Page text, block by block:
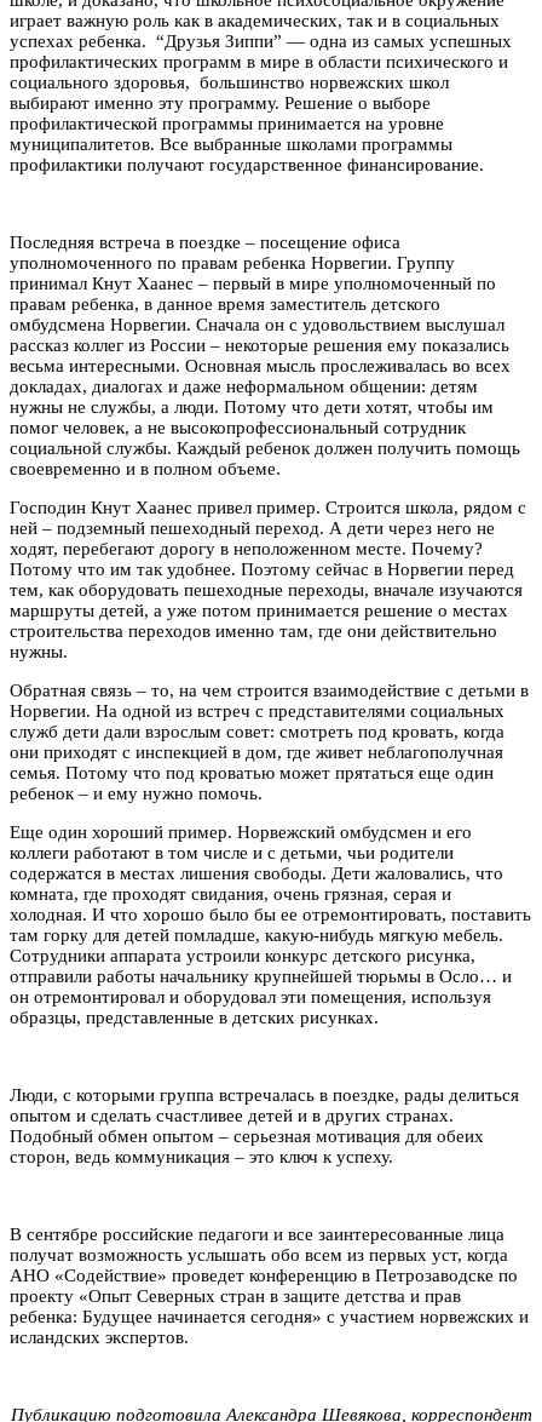
играет важную роль как в академических, так и в социальных
успехах ребенка. “Друзья Зиппи” — одна из самых успешных
профилактических программ в мире в области психического и
социального здоровья, большинство норвежских школ
выбирают именно эту программу. Решение о выборе
профилактической программы принимается на уровне
муниципалитетов. Все выбранные школами программы
профилактики получают государственное финансирование.
Последняя встреча в поездке – посещение офиса
уполномоченного по правам ребенка Норвегии. Группу
принимал Кнут Хаанес – первый в мире уполномоченный по
правам ребенка, в данное время заместитель детского
омбудсмена Норвегии. Сначала он с удовольствием выслушал
рассказ коллег из России – некоторые решения ему показались
весьма интересными. Основная мысль прослеживалась во всех
докладах, диалогах и даже неформальном общении: детям
нужны не службы, а люди. Потому что дети хотят, чтобы им
помог человек, а не высокопрофессиональный сотрудник
социальной службы. Каждый ребенок должен получить помощь
своевременно и в полном объеме.
Господин Кнут Хаанес привел пример. Строится школа, рядом с
ней – подземный пешеходный переход. А дети через него не
ходят, перебегают дорогу в неположенном месте. Почему?
Потому что им так удобнее. Поэтому сейчас в Норвегии перед
тем, как оборудовать пешеходные переходы, вначале изучаются
маршруты детей, а уже потом принимается решение о местах
строительства переходов именно там, где они действительно
нужны.
Обратная связь – то, на чем строится взаимодействие с детьми в
Норвегии. На одной из встреч с представителями социальных
служб дети дали взрослым совет: смотреть под кровать, когда
они приходят с инспекцией в дом, где живет неблагополучная
семья. Потому что под кроватью может прятаться еще один
ребенок – и ему нужно помочь.
Еще один хороший пример. Норвежский омбудсмен и его
коллеги работают в том числе и с детьми, чьи родители
содержатся в местах лишения свободы. Дети жаловались, что
комната, где проходят свидания, очень грязная, серая и
холодная. И что хорошо было бы ее отремонтировать, поставить
там горку для детей помладше, какую-нибудь мягкую мебель.
Сотрудники аппарата устроили конкурс детского рисунка,
отправили работы начальнику крупнейшей тюрьмы в Осло… и
он отремонтировал и оборудовал эти помещения, используя
образцы, представленные в детских рисунках.
Люди, с которыми группа встречалась в поездке, рады делиться
опытом и сделать счастливее детей и в других странах.
Подобный обмен опытом – серьезная мотивация для обеих
сторон, ведь коммуникация – это ключ к успеху.
В сентябре российские педагоги и все заинтересованные лица
получат возможность услышать обо всем из первых уст, когда
АНО «Содействие» проведет конференцию в Петрозаводске по
проекту «Опыт Северных стран в защите детства и прав
ребенка: Будущее начинается сегодня» с участием норвежских и
исландских экспертов.
Публикацию подготовила Александра Шевякова, корреспондент